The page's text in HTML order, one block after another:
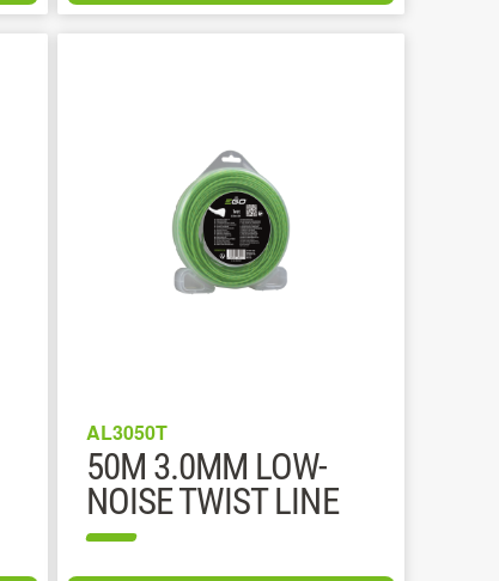
AL3050T
50M 3.0MM LOW-
NOISE TWIST LINE